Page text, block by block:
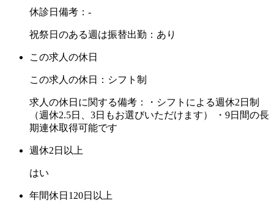
休診日備考：-
祝祭日のある週は振替出勤：あり
この求人の休日
この求人の休日：シフト制
求人の休日に関する備考：・シフトによる週休2日制
（週休2.5日、3日もお選びいただけます） ・9日間の長
期連休取得可能です
週休2日以上
はい
年間休日120日以上